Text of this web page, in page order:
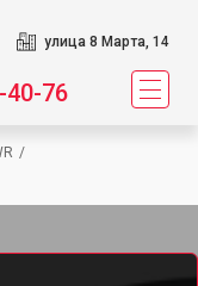
улица 8 Марта, 14
40-76
/